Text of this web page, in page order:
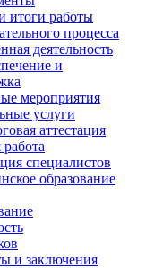
итоги работы
процесса
деятельность
и
мероприятия
услуги
аттестация
специалистов
образование
и заключения